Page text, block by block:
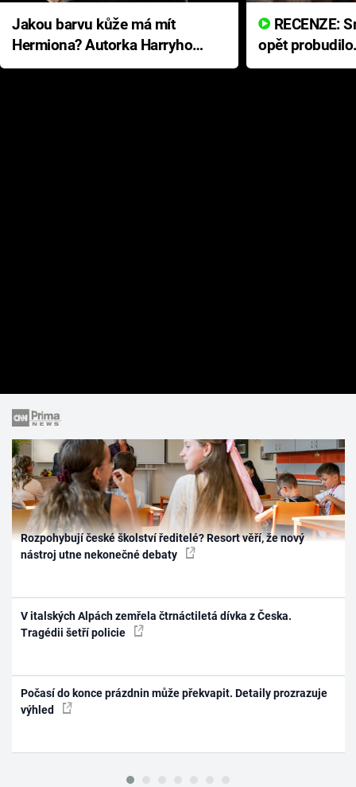
Jakou barvu kůže má mít
Hermiona? Autorka Harryho
Pottera přišla s ráznou
opět
přichází s
Rozpohybují české školství ředitelé? Resort věří, že nový
nástroj utne nekonečné debaty
V italských Alpách zemřela čtrnáctiletá dívka z Česka.
Tragédii šetří policie
Počasí do konce prázdnin může překvapit. Detaily prozrazuje
výhled